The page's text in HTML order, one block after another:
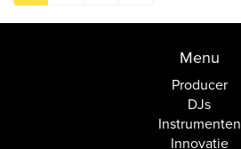
Menu
Producer
DJs
Instrumenten
Innovatie